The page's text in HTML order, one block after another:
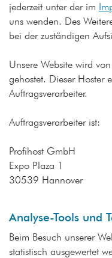
jederzeit unter der im
uns wenden. Des
bei der zuständigen
Unsere Website wird
gehostet. Dieser Hoster
Auftragsverarbeiter.
Auftragsverarbeiter ist:
Profihost GmbH
Expo Plaza 1
30539 Hannover
Analyse-Tools und
Beim Besuch unserer
statistisch ausgewertet